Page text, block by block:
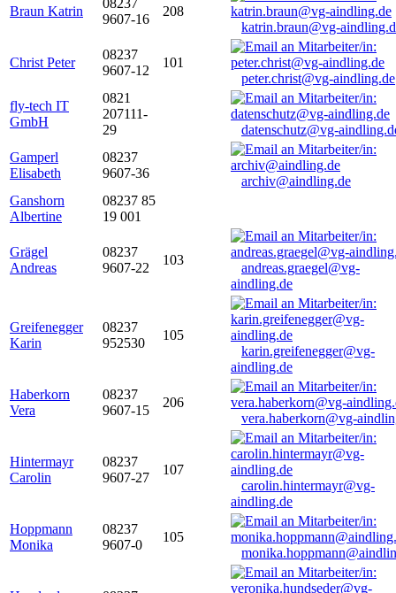
Braun Katrin
08237
9607-16
208
katrin.braun@vg-
Christ Peter
08237
9607-12
101
peter.christ@vg-aindling.de
fly-tech IT
GmbH
0821
207111-
29
datenschutz@vg-
Gamperl
Elisabeth
08237
9607-36
archiv@aindling.de
Ganshorn
Albertine
08237 85
19 001
Grägel
Andreas
08237
9607-22
103
andreas.graegel@vg-
aindling.de
Greifenegger
Karin
08237
952530
105
karin.greifenegger@vg-
aindling.de
Haberkorn
Vera
08237
9607-15
206
vera.haberkorn@vg-
Hintermayr
Carolin
08237
9607-27
107
carolin.hintermayr@vg-
aindling.de
Hoppmann
Monika
08237
9607-0
105